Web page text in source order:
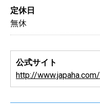
定休日
無休
公式サイト
http://www.japaha.com/